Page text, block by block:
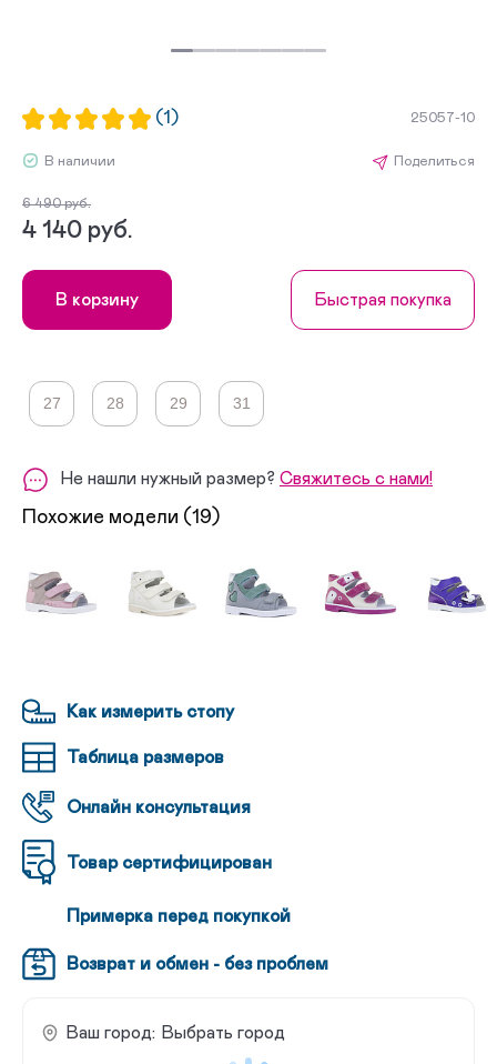
(1) 25057-10
В наличии Поделиться
6 490 руб.
4 140 руб.
В корзину Быстрая покупка
27 28 29 31
Не нашли нужный размер? Свяжитесь с нами!
Похожие модели (19)
Как измерить стопу
Таблица размеров
Онлайн консультация
Товар сертифицирован
Примерка перед покупкой
Возврат и обмен - без проблем
Ваш город: Выбрать город